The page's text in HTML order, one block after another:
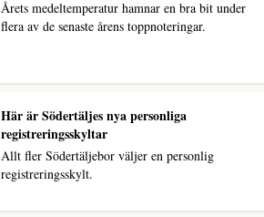
Årets medeltemperatur hamnar en bra bit under
flera av de senaste årens toppnoteringar.
Här är Södertäljes nya personliga
registreringsskyltar
Allt fler Södertäljebor väljer en personlig
registreringsskylt.